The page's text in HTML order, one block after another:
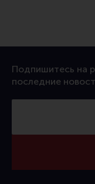
Подпишитесь на
последние